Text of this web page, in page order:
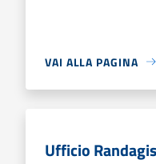
VAI ALLA PAGINA
Ufficio